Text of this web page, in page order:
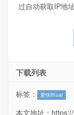
过自动获取IP地址
下载列表
标签： 爱快IKuai
本文地址：